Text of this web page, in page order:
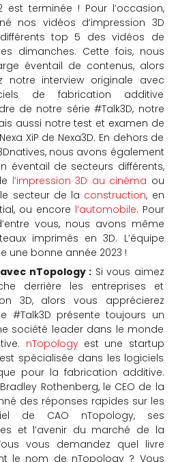
est terminée ! Pour l’occasion,
nos vidéos d’impression 3D
top 5 des vidéos de
dimanches. Cette fois, nous
éventail de contenus, alors
notre interview originale avec
de fabrication additive
de notre série #Talk3D, notre
aussi notre test et examen de
XiP de Nexa3D. En dehors de
nous avons également
éventail de secteurs différents,
l’impression 3D au cinéma ou
secteur de la construction, en
ou encore l’automobile. Pour
vous, nous avons même
imprimés en 3D. L’équipe
une bonne année 2023 !
nTopology : Si vous aimez
derrière les entreprises et
3D, alors vous apprécierez
#Talk3D présente toujours un
société leader dans le monde
nTopologyest une startup
spécialisée dans les logiciels
pour la fabrication additive.
Rothenberg, le CEO de la
des réponses rapides sur les
de CAO nTopology, ses
et l’avenir du marché de la
vous demandez quel livre
le nom de nTopology ? Vous